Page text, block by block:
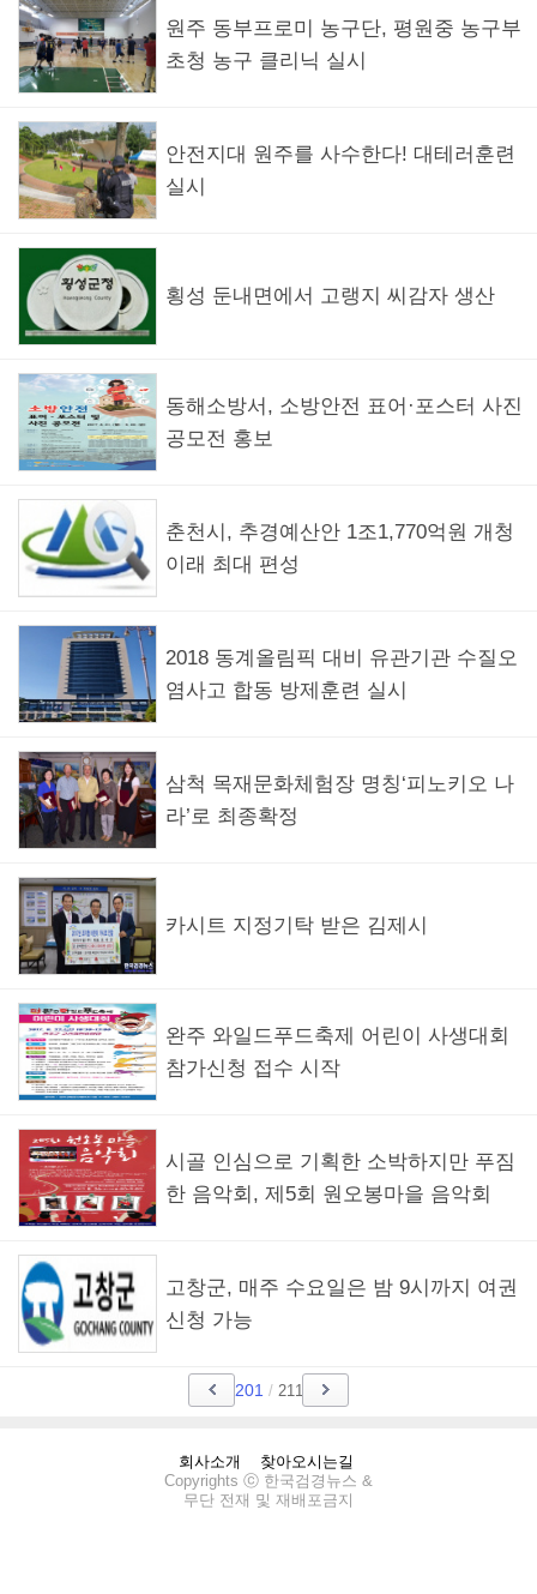
원주 동부프로미 농구단, 평원중 농구부
초청 농구 클리닉 실시
안전지대 원주를 사수한다! 대테러훈련
실시
횡성 둔내면에서 고랭지 씨감자 생산
동해소방서, 소방안전 표어·포스터 사진
공모전 홍보
춘천시, 추경예산안 1조1,770억원 개청
이래 최대 편성
2018 동계올림픽 대비 유관기관 수질오
염사고 합동 방제훈련 실시
삼척 목재문화체험장 명칭‘피노키오 나
라’로 최종확정
카시트 지정기탁 받은 김제시
완주 와일드푸드축제 어린이 사생대회
참가신청 접수 시작
시골 인심으로 기획한 소박하지만 푸짐
한 음악회, 제5회 원오봉마을 음악회
고창군, 매주 수요일은 밤 9시까지 여권
신청 가능
201 /211
회사소개
찾아오시는길
Copyrights ⓒ 한국검경뉴스 &
무단 전재 및 재배포금지